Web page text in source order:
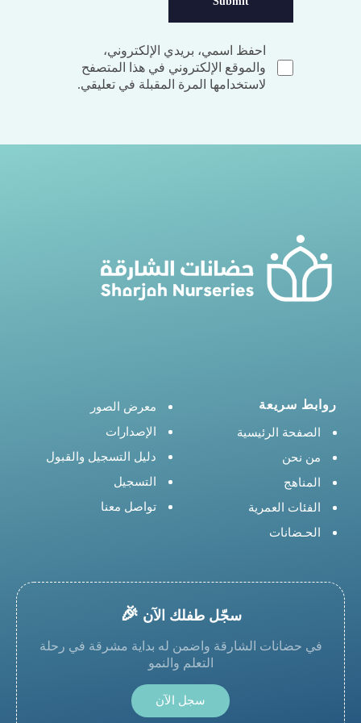
احفظ اسمي، بريدي الإلكتروني،
والموقع الإلكتروني في هذا المتصفح
لاستخدامها المرة المقبلة في تعليقي.
روابط سريعة
الصفحة الرئيسية
من نحن
المناهج
الفئات العمرية
الحـضانات
معرض الصور
الإصدارات
دليل التسجيل والقبول
التسجيل
تواصل معنا
سجّل طفلك الآن 🎉
في حضانات الشارقة واضمن له بداية مشرقة في رحلة
التعلم والنمو
سجل الآن